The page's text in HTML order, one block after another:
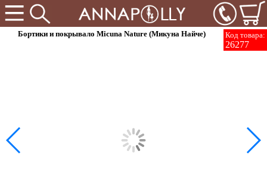
Код товара:
26277
Бортики и покрывало Micuna Nature (Микуна Найче)